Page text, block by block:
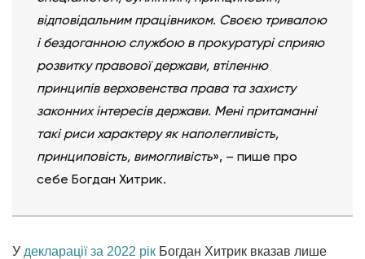
відповідальним працівником. Своєю тривалою
і бездоганною службою в прокуратурі сприяю
розвитку правової держави, втіленню
принципів верховенства права та захисту
законних інтересів держави. Мені притаманні
такі риси характеру як наполегливість,
принциповість, вимогливість», – пише про
себе Богдан Хитрик.
У декларації за 2022 рік Богдан Хитрик вказав лише